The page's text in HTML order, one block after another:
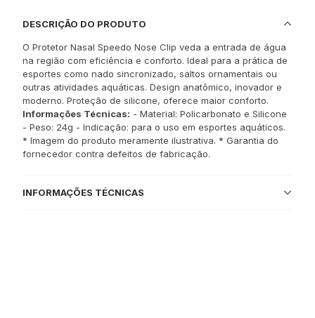
DESCRIÇÃO DO PRODUTO
O Protetor Nasal Speedo Nose Clip veda a entrada de água
na região com eficiência e conforto. Ideal para a prática de
esportes como nado sincronizado, saltos ornamentais ou
outras atividades aquáticas. Design anatômico, inovador e
moderno. Proteção de silicone, oferece maior conforto.
Informações Técnicas: - Material: Policarbonato e Silicone
- Peso: 24g - Indicação: para o uso em esportes aquáticos.
* Imagem do produto meramente ilustrativa. * Garantia do
fornecedor contra defeitos de fabricação.
INFORMAÇÕES TÉCNICAS